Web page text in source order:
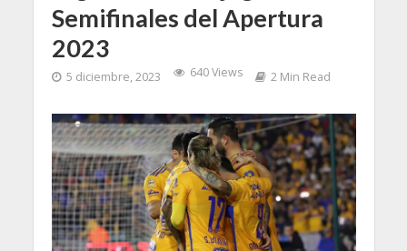
Semifinales del Apertura
2023
5 diciembre, 2023 640 Views 2 Min Read